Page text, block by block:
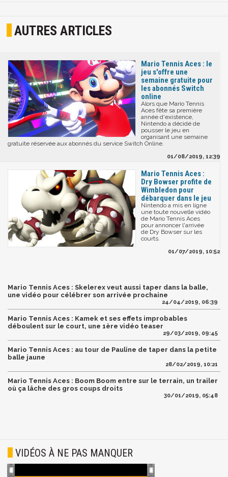
AUTRES ARTICLES
Mario Tennis Aces : le
jeu s'offre une
semaine gratuite pour
les abonnés Switch
online
Alors que Mario Tennis
Aces fête sa première
année d'existence,
Nintendo a décidé de
pousser le jeu en
organisant une semaine
gratuite réservée aux abonnés du service Switch Online.
01/08/2019, 12:39
Mario Tennis Aces :
Dry Bowser profite de
Wimbledon pour
débarquer dans le jeu
Nintendo a mis en ligne
une toute nouvelle vidéo
de Mario Tennis Aces
pour annoncer l'arrivée
de Dry Bowser sur les
courts.
01/07/2019, 10:52
Mario Tennis Aces : Skelerex veut aussi taper dans la balle,
une vidéo pour célébrer son arrivée prochaine
24/04/2019, 06:39
Mario Tennis Aces : Kamek et ses effets improbables
déboulent sur le court, une 1ère vidéo teaser
29/03/2019, 09:45
Mario Tennis Aces : au tour de Pauline de taper dans la petite
balle jaune
28/02/2019, 10:21
Mario Tennis Aces : Boom Boom entre sur le terrain, un trailer
où ça lâche des gros coups droits
30/01/2019, 05:48
VIDÉOS À NE PAS MANQUER